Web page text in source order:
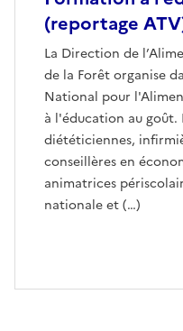
(reportage
La Direction de
de la Forêt organise
National pour
à l'éducation au goût.
diététiciennes,
conseillères en
animatrices
nationale et (…)